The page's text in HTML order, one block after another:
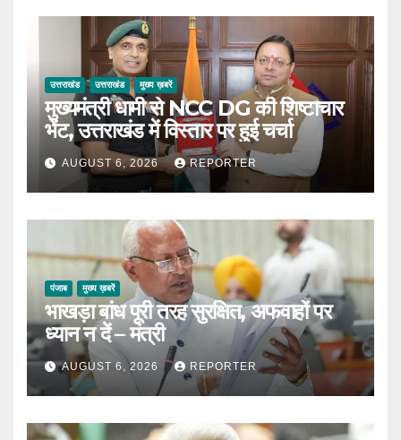
उत्तराखंड उत्तराखंड मुख्य ख़बरें
मुख्यमंत्री धामी से NCC DG की शिष्टाचार
भेंट, उत्तराखंड में विस्तार पर हुई चर्चा
AUGUST 6, 2026 REPORTER
पंजाब मुख्य ख़बरें
भाखड़ा बांध पूरी तरह सुरक्षित, अफवाहों पर
ध्यान न दें – मंत्री
AUGUST 6, 2026 REPORTER